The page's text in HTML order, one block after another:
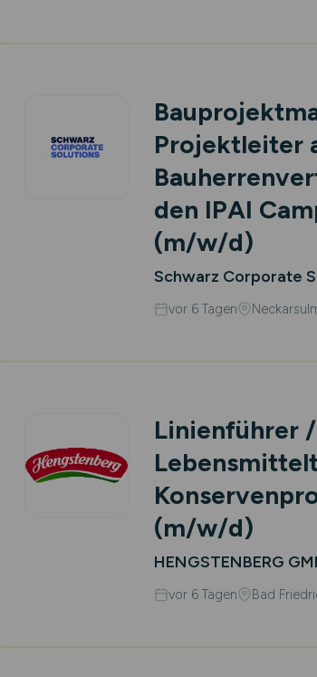
Projektleiter
den IPAI
(m/w/d)
Schwarz Corporate
vor 6 Tagen
Linienführer
(m/w/d)
HENGSTENBERG
vor 6 Tagen Bad